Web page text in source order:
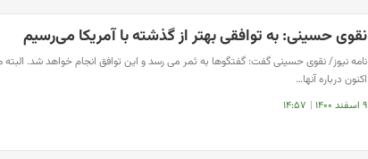
نقوی حسینی: به توافقی بهتر از گذشته با آمریکا می‌رسیم
نامه نیوز/ نقوی حسینی گفت: گفتگوها به ثمر می رسد و این توافق انجام خواهد شد.
اکنون درباره آنها…
۹ اسفند ۱۴۰۰ | ۱۴:۵۷